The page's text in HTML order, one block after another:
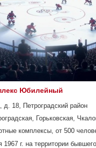
Юбилейный
18, Петроградский район
Горьковская,
комплексы, от 500
1967 г. на территории